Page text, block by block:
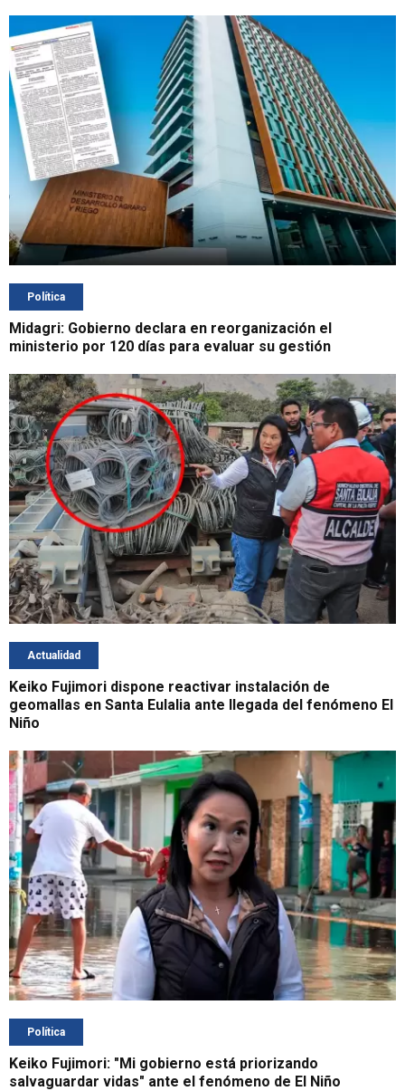
Política
Midagri: Gobierno declara en reorganización el
ministerio por 120 días para evaluar su gestión
Actualidad
Keiko Fujimori dispone reactivar instalación de
geomallas en Santa Eulalia ante llegada del fenómeno El
Niño
Política
Keiko Fujimori: "Mi gobierno está priorizando
salvaguardar vidas" ante el fenómeno de El Niño